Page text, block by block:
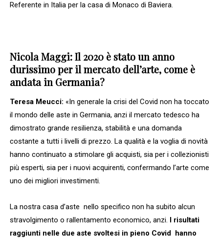
Referente in Italia per la casa di Monaco di Baviera.
Nicola Maggi: Il 2020 è stato un anno
durissimo per il mercato dell’arte, come è
andata in Germania?
Teresa Meucci: «In generale la crisi del Covid non ha toccato
il mondo delle aste in Germania, anzi il mercato tedesco ha
dimostrato grande resilienza, stabilità e una domanda
costante a tutti i livelli di prezzo. La qualità e la voglia di novità
hanno continuato a stimolare gli acquisti, sia per i collezionisti
più esperti, sia per i nuovi acquirenti, confermando l’arte come
uno dei migliori investimenti.
La nostra casa d’aste nello specifico non ha subito alcun
stravolgimento o rallentamento economico, anzi. I risultati
raggiunti nelle due aste svoltesi in pieno Covid hanno